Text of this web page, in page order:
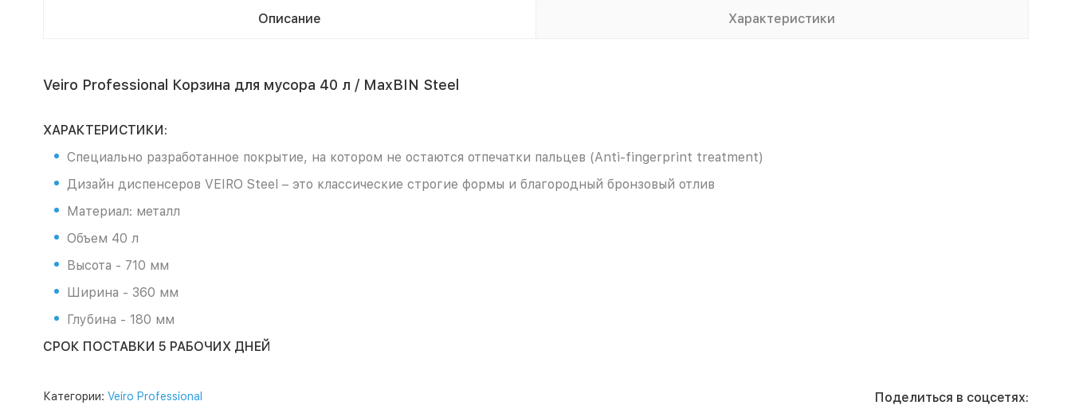
Описание Характеристики
Veiro Professional Корзина для мусора 40 л / MaxBIN Steel
ХАРАКТЕРИСТИКИ:
Специально разработанное покрытие, на котором не остаются отпечатки пальцев (Anti-fingerprint treatment)
Дизайн диспенсеров VEIRO Steel – это классические строгие формы и благородный бронзовый отлив
Материал: металл
Объем 40 л
Высота - 710 мм
Ширина - 360 мм
Глубина - 180 мм
СРОК ПОСТАВКИ 5 РАБОЧИХ ДНЕЙ
Категории: Veiro Professional Поделиться в соцсетях: